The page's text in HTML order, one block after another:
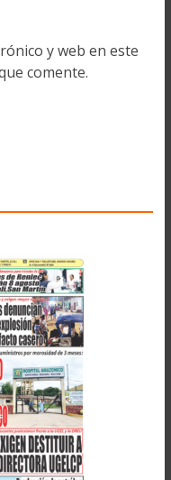
y web en este
comente.